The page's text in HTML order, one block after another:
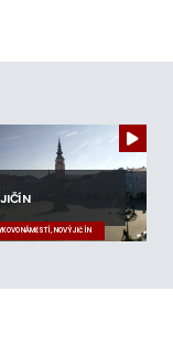
NÁMĚSTÍ, NOVÝ JIČÍN